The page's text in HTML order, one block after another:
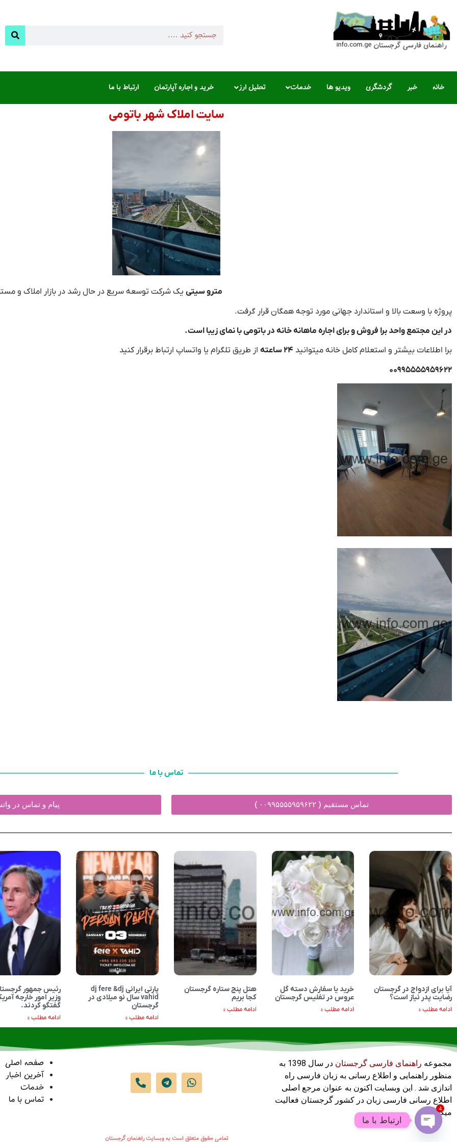
خانه خبر گردشگری ویدیو ها خدمات تحلیل ارز خرید و اجاره آپارتمان ارتباط با ما
سایت املاک شهر باتومی
مترو سیتی یک شرکت توسعه سریع در حال رشد در بازار املاک و
پروژه با وسعت بالا و استاندارد جهانی مورد توجه همگان قرار گرفت.
در این مجتمع واحد برا فروش و برای اجاره ماهانه خانه در باتومی با نمای زیبا است.
برا اطلاعات بیشتر و استعلام کامل خانه میتوانید ۲۴ ساعته
از طریق تلگرام یا واتساپ ارتباط برقرار کنید
۰۰۹۹۵۵۵۵۹۵۹۶۲۲
تماس با ما
تماس مستقیم ( ۰۰۹۹۵۵۵۵۹۵۹۶۲۲ ) پیام و تماس در
آیا برای ازدواج در گرجستان
رضایت پدر نیاز است؟
ادامه مطلب »
خرید یا سفارش دسته گل
عروس در تفلیس گرجستان
ادامه مطلب »
هتل پنج ستاره گرجستان
کجا بریم
ادامه مطلب »
پارتی ایرانی dj fere &dj
vahid سال نو میلادی در
گرجستان
ادامه مطلب »
رئیس جمهور
وزیر امور خارجه
گفتگو کردند.
ادامه مطلب »
مجموعه راهنمای فارسی گرجستان
در سال 1398 به
منظور راهنمایی و اطلاع رسانی به زبان فارسی راه
اندازی شد . این وبسایت اکنون به عنوان مرجع اصلی
اطلاع رسانی فارسی زبان در کشور گرجستان فعالیت
میکند .
صفحه اصلی
آخرین اخبار
خدمات
تماس با ما
تمامی حقوق متعلق است به وبسایت راهنمای گرجستان
ارتباط با ما
4